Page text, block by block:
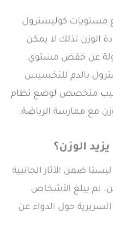
مستويات كوليسترول
الوزن لذلك لا يمكن
عن خفض مستوي
بالدم للتخسيس
متخصص لوضع نظام
مع ممارسة الرياضة.
الوزن؟
ضمن الآثار الجانبية
لم يبلغ الأشخاص
حول الدواء عن